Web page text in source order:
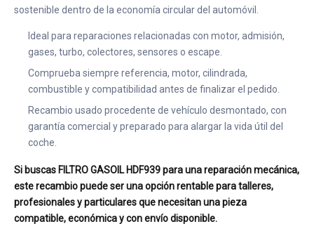
sostenible dentro de la economía circular del automóvil.
Ideal para reparaciones relacionadas con motor, admisión,
gases, turbo, colectores, sensores o escape.
Comprueba siempre referencia, motor, cilindrada,
combustible y compatibilidad antes de finalizar el pedido.
Recambio usado procedente de vehículo desmontado, con
garantía comercial y preparado para alargar la vida útil del
coche.
Si buscas FILTRO GASOIL HDF939 para una reparación mecánica,
este recambio puede ser una opción rentable para talleres,
profesionales y particulares que necesitan una pieza
compatible, económica y con envío disponible.